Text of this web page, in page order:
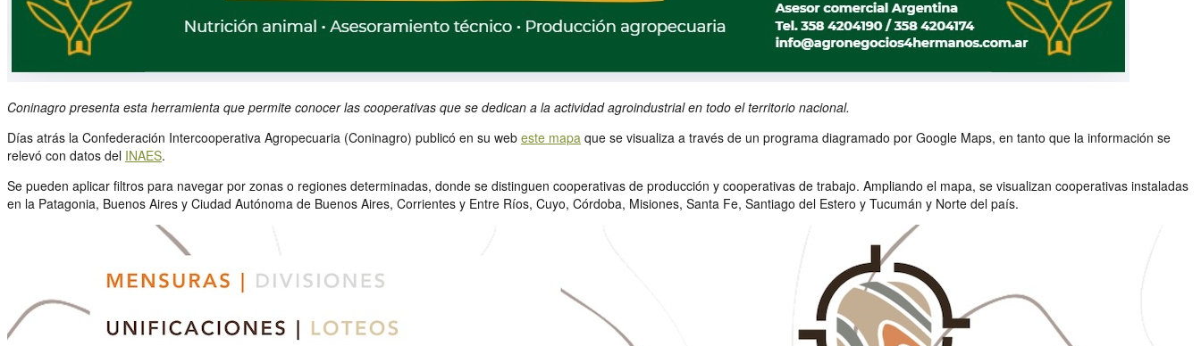
Coninagro presenta esta herramienta que permite conocer las cooperativas que se dedican a la actividad agroindustrial en todo el territorio nacional.
Días atrás la Confederación Intercooperativa Agropecuaria (Coninagro) publicó en su web este mapa que se visualiza a través de un programa diagramado por Google Maps, en tanto que la información se
relevó con datos del INAES.
Se pueden aplicar filtros para navegar por zonas o regiones determinadas, donde se distinguen cooperativas de producción y cooperativas de trabajo. Ampliando el mapa, se visualizan cooperativas instaladas
en la Patagonia, Buenos Aires y Ciudad Autónoma de Buenos Aires, Corrientes y Entre Ríos, Cuyo, Córdoba, Misiones, Santa Fe, Santiago del Estero y Tucumán y Norte del país.